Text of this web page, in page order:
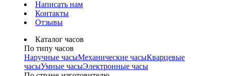
Написать нам
Контакты
Отзывы
Каталог часов
По типу часов
Наручные часыМеханические часыКварцевые
часыУмные часыЭлектронные часы